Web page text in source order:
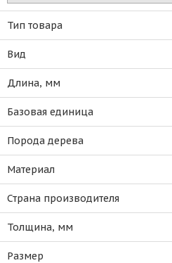
Тип товара
Вид
Длина, мм
Базовая единица
Порода дерева
Материал
Страна производителя
Толщина, мм
Размер